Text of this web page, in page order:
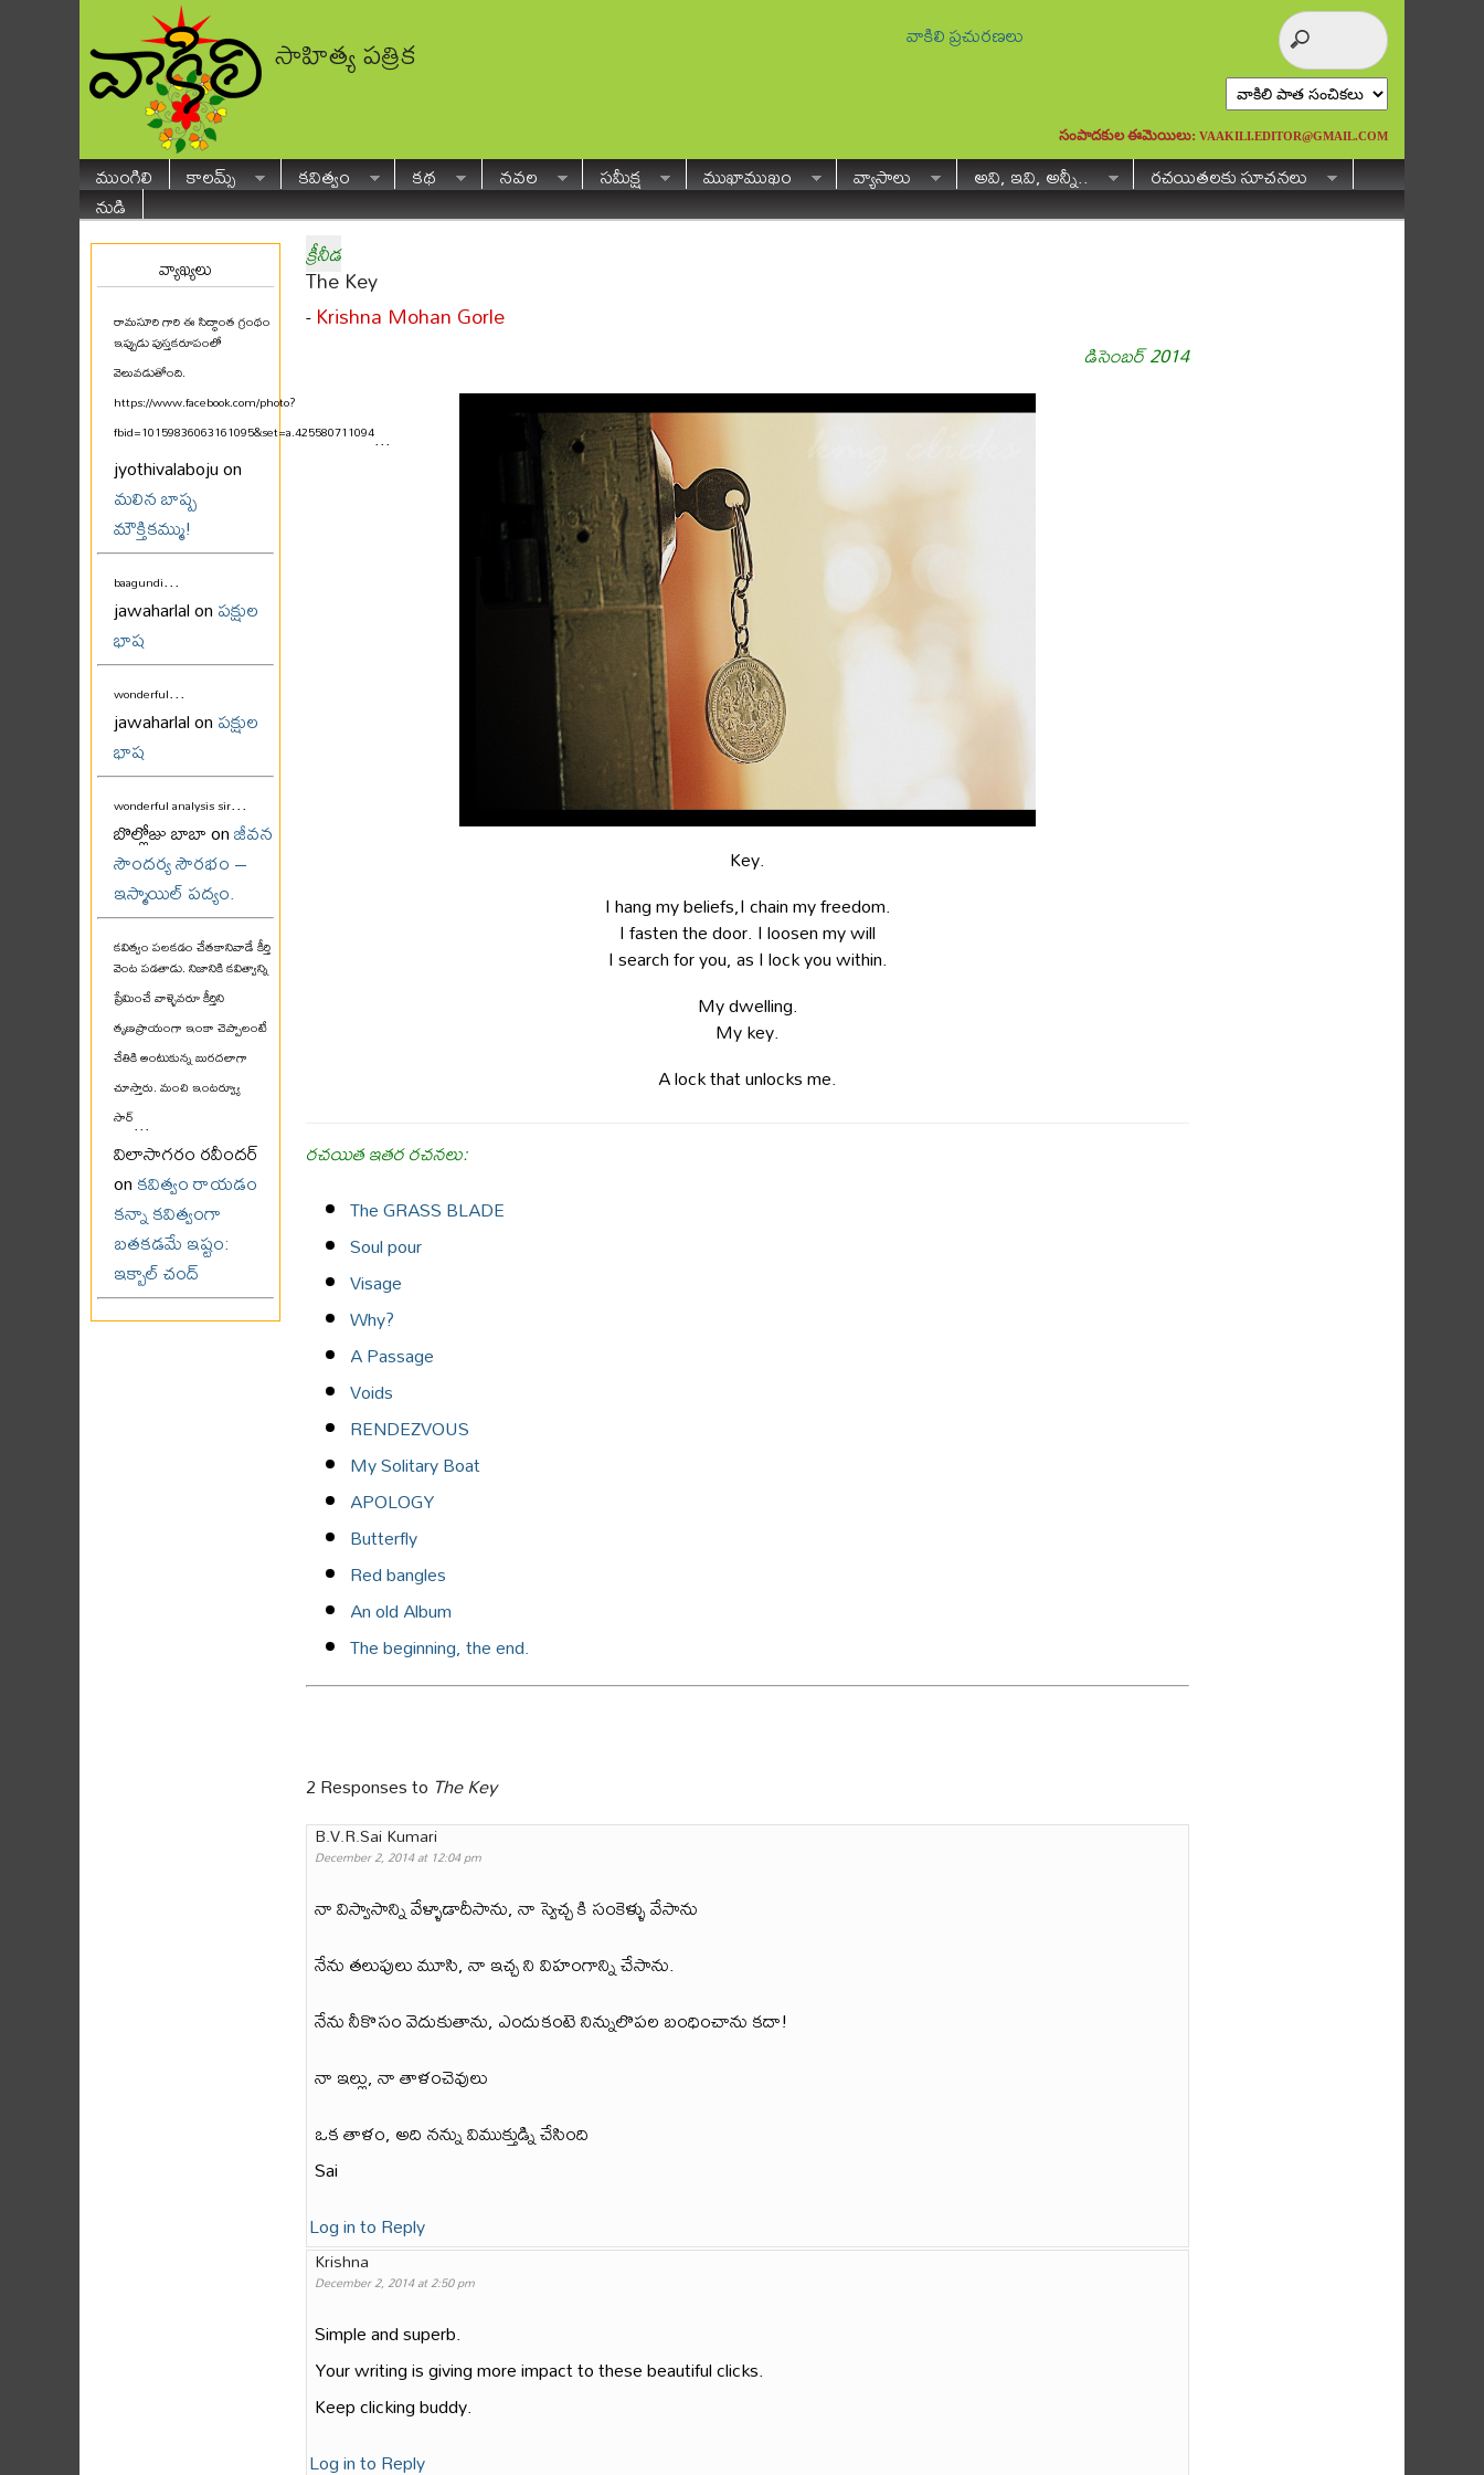
సాహిత్య పత్రిక వాకిలి ప్రచురణలు
సంపాదకుల ఈమెయిలు: VAAKILI.EDITOR@GMAIL.COM
ముంగిలి కాలమ్స్ కవిత్వం కథ నవల సమీక్ష ముఖాముఖం వ్యాసాలు అవి, ఇవి, అన్నీ..
రచయితలకు సూచనలు
నుడి
వ్యాఖ్యలు
రామసూరి గారి ఈ సిద్ధాంత గ్రంథం
ఇప్పుడు పుస్తకరూపంలో
వెలువడుతోంది.
https://www.facebook.com/photo?
fbid=10159836063161095&set=a.425580711094...
jyothivalaboju on
మలిన బాష్ప
మౌక్తికమ్ము!
baagundi...
jawaharlal onపక్షుల
భాష
wonderful...
jawaharlal onపక్షుల
భాష
wonderful analysis sir...
బొల్లోజు బాబా onజీవన
సౌందర్య సౌరభం –
ఇస్మాయిల్ పద్యం.
కవిత్వం పలకడం చేతకానివాడే కీర్తి
వెంట పడతాడు. నిజానికి కవిత్వాన్ని
ప్రేమించే వాళ్ళెవరూ కీర్తిని
తృణప్రాయంగా ఇంకా చెప్పాలంటే
చేతికి అంటుకున్న బురదలాగా
చూస్తారు. మంచి ఇంటర్వ్యూ
సార్...
విలాసాగరం రవీందర్
onకవిత్వం రాయడం
కన్నా కవిత్వంగా
బతకడమే ఇష్టం:
ఇక్బాల్ చంద్
క్రీనీడ
The Key
-Krishna Mohan Gorle
డిసెంబర్ 2014
Key.
I hang my beliefs,I chain my freedom.
I fasten the door. I loosen my will
I search for you, as I lock you within.
My dwelling.
My key.
A lock that unlocks me.
రచయిత ఇతర రచనలు:
The GRASS BLADE
Soul pour
Visage
Why?
A Passage
Voids
RENDEZVOUS
My Solitary Boat
APOLOGY
Butterfly
Red bangles
An old Album
The beginning, the end.
2 Responses to The Key
B.V.R.Sai Kumari
December 2, 2014 at 12:04 pm
నా విస్వాసాన్ని వేళ్ళాడాదీసాను, నా స్వెచ్చ కి సంకెళ్ళు వేసాను
నేను తలుపులు మూసి, నా ఇచ్చ ని విహంగాన్ని చేసాను.
నేను నీకొసం వెదుకుతాను, ఎందుకంటె నిన్నులొపల బంధించాను కదా!
నా ఇల్లు, నా తాళంచెవులు
ఒక తాళం, అది నన్ను విముక్తుడ్ని చేసింది
Sai
Log in to Reply
Krishna
December 2, 2014 at 2:50 pm
Simple and superb.
Your writing is giving more impact to these beautiful clicks.
Keep clicking buddy.
Log in to Reply